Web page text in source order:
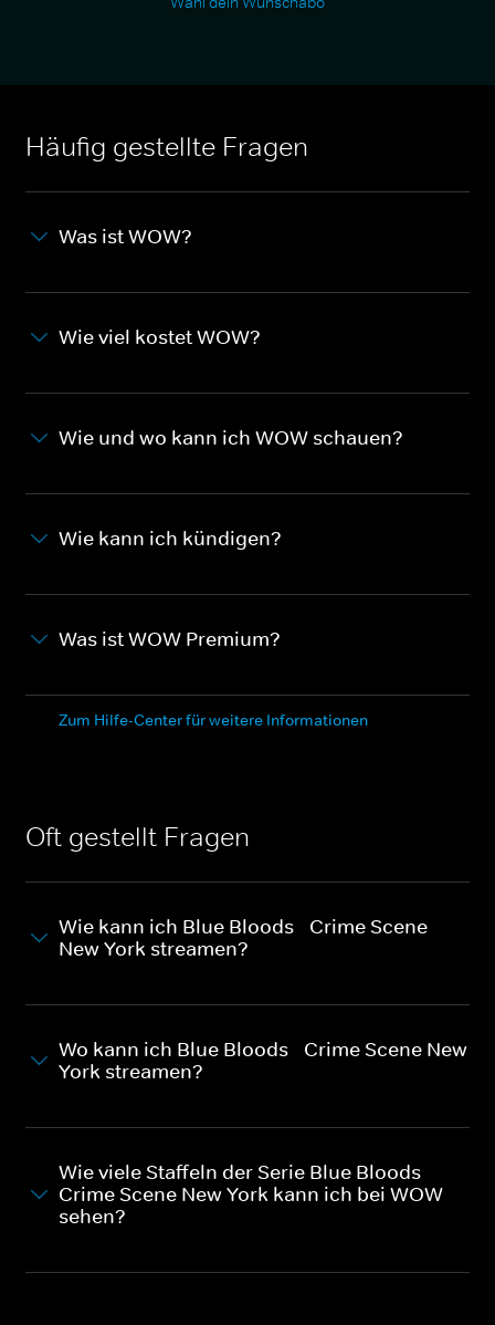
Häufig gestellte Fragen
Was ist WOW?
Wie viel kostet WOW?
Wie und wo kann ich WOW schauen?
Wie kann ich kündigen?
Was ist WOW Premium?
Zum Hilfe-Center für weitere Informationen
Oft gestellt Fragen
Wie kann ich Blue Bloods - Crime Scene
New York streamen?
Wo kann ich Blue Bloods - Crime Scene New
York streamen?
Wie viele Staffeln der Serie Blue Bloods -
Crime Scene New York kann ich bei WOW
sehen?